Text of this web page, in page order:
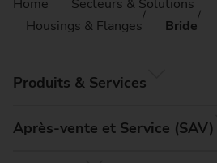
Home Secteurs & Solutions
Housings & Flanges
Bride
Produits & Services
Après-vente et Service (SAV)